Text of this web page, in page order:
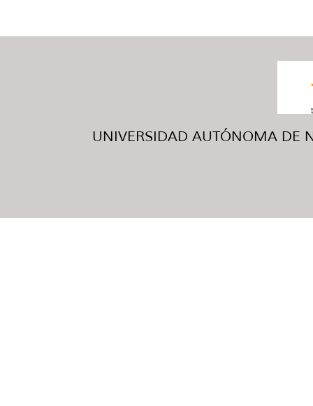
UNIVERSIDAD AUTÓNOMA DE